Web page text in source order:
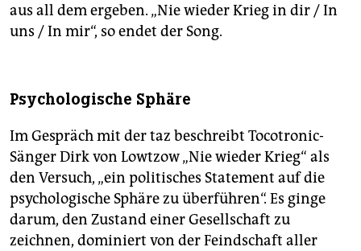
aus all dem ergeben. „Nie wieder Krieg in dir / In
uns / In mir“, so endet der Song.
Psychologische Sphäre
Im Gespräch mit der taz beschreibt Tocotronic-
Sänger Dirk von Lowtzow „Nie wieder Krieg“ als
den Versuch, „ein politisches Statement auf die
psychologische Sphäre zu überführen“. Es ginge
darum, den Zustand einer Gesellschaft zu
zeichnen, dominiert von der Feindschaft aller